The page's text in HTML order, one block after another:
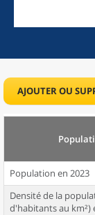
AJOUTER OU
Population en 2023
Densité de la
d'habitants au km²)